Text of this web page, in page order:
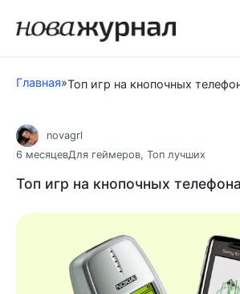
Главная»Топ игр на кнопочных
novagrl
6 месяцевДля геймеров, Топ лучших
Топ игр на кнопочных